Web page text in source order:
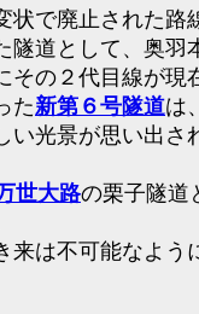
状で廃止された路
隧道として、奥羽
その２代目線が現
た新第６号隧道は
い光景が思い出さ
世大路の栗子隧道
来は不可能なよう